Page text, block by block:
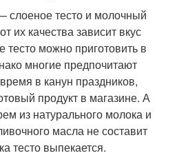
слоеное тесто и молочный
их качества зависит вкус
тесто можно приготовить в
многие предпочитают
в канун праздников,
продукт в магазине. А
из натурального молока и
масла не составит
тесто выпекается.